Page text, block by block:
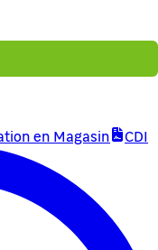
en Magasin CDI